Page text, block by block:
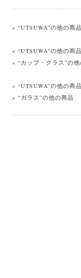
« “UTSUWA”の他の商品
« “UTSUWA”の他の商品
« “カップ・グラス”の
« “UTSUWA”の他の商品
« “ガラス”の他の商品